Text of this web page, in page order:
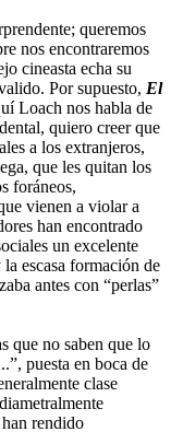
queremos
nos encontraremos
cineasta echa su
Por supuesto, El
Loach nos habla de
quiero creer que
a los extranjeros,
que les quitan los
foráneos,
vienen a violar a
han encontrado
un excelente
escasa formación de
antes con “perlas”
que no saben que lo
puesta en boca de
clase
han rendido